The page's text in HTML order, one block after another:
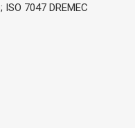
7047 DREMEC